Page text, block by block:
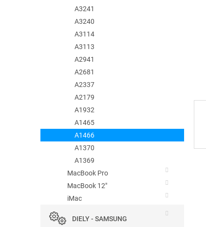
A3241
A3240
A3114
A3113
A2941
A2681
A2337
A2179
A1932
A1465
A1466
A1370
A1369
MacBook Pro
MacBook 12"
iMac
DIELY - SAMSUNG